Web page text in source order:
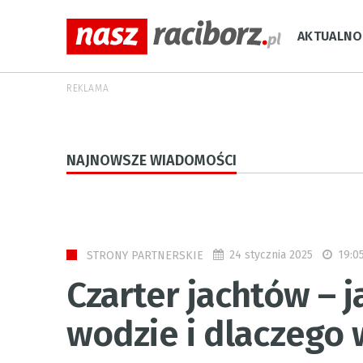
REKLAMA
NAJNOWSZE WIADOMOŚCI
STRONY PARTNERSKIE 24 stycznia 2025
Czarter jachtów –
wodzie i dlaczego